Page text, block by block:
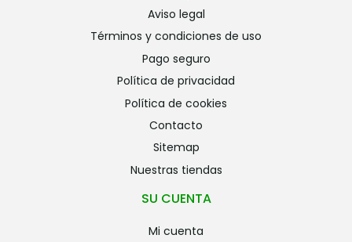
aviso legal
términos y condiciones de uso
pago seguro
política de privacidad
política de cookies
contacto
sitemap
nuestras tiendas
SU CUENTA
mi cuenta